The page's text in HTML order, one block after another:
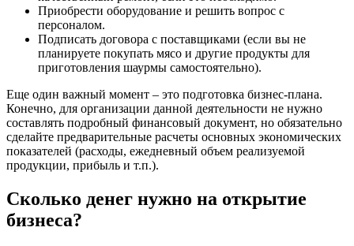
Приобрести оборудование и решить вопрос с
персоналом.
Подписать договора с поставщиками (если вы не
планируете покупать мясо и другие продукты для
приготовления шаурмы самостоятельно).
Еще один важный момент – это подготовка бизнес-плана.
Конечно, для организации данной деятельности не нужно
составлять подробный финансовый документ, но обязательно
сделайте предварительные расчеты основных экономических
показателей (расходы, ежедневный объем реализуемой
продукции, прибыль и т.п.).
Сколько денег нужно на открытие
бизнеса?